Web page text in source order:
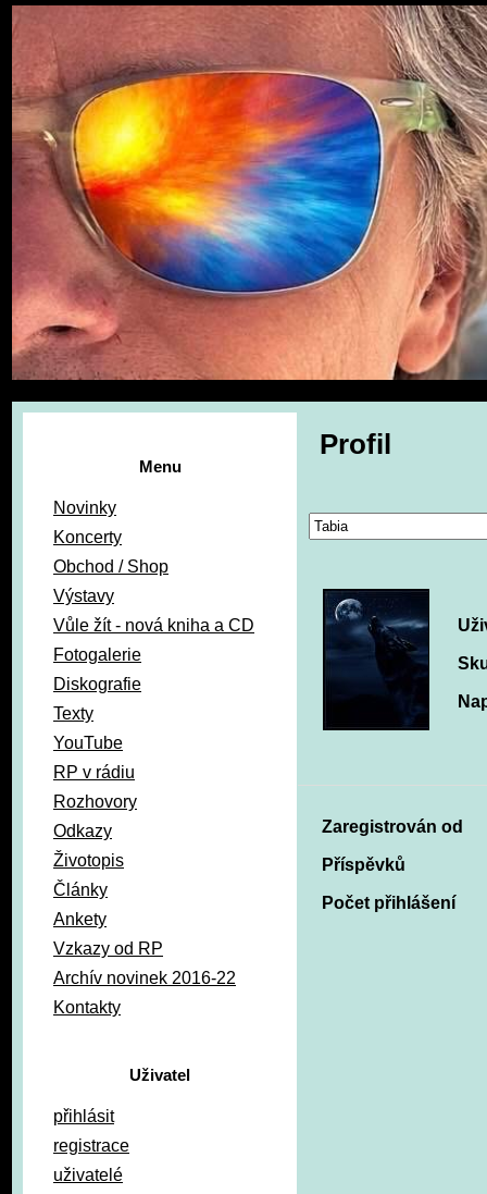
Menu
Novinky
Koncerty
Obchod / Shop
Výstavy
Vůle žít - nová kniha a CD
Fotogalerie
Diskografie
Texty
YouTube
RP v rádiu
Rozhovory
Odkazy
Životopis
Články
Ankety
Vzkazy od RP
Archív novinek 2016-22
Kontakty
Uživatel
přihlásit
registrace
uživatelé
Profil
Zaregistrován od
Příspěvků
Počet přihlášení